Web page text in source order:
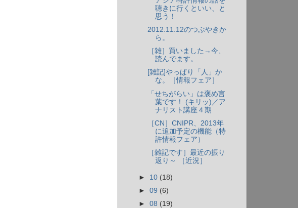
聴きに行くといい、と
思う！
2012.11.12のつぶやきか
ら。
［雑］買いました→今、
読んでます。
[雑記]やっぱり「人」か
な。［情報フェア］
「せちがらい」は褒め言
葉です！ (キリッ)／ア
ナリスト講座４期
［CN］CNIPR、2013年
に追加予定の機能（特
許情報フェア）
［雑記です］最近の振り
返り～ ［近況］
► 10 (18)
►09 (6)
►08 (19)